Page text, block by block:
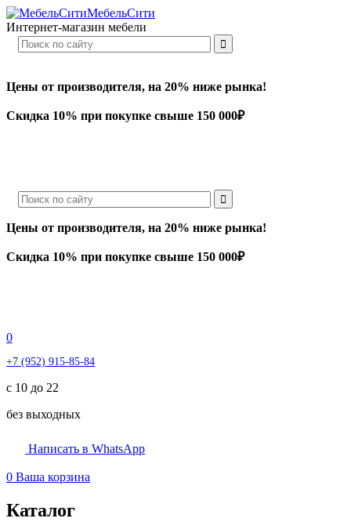
МебельСити
Интернет-магазин мебели
Цены от производителя, на 20% ниже рынка!
Скидка 10% при покупке свыше 150 000₽
Цены от производителя, на 20% ниже рынка!
Скидка 10% при покупке свыше 150 000₽
0
+7 (952) 915-85-84
с 10 до 22
без выходных
Написать в WhatsApp
0 Ваша корзина
Каталог